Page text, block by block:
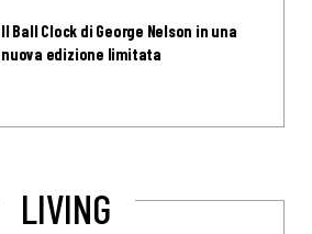
Il Ball Clock di George Nelson in una
nuova edizione limitata
LIVING